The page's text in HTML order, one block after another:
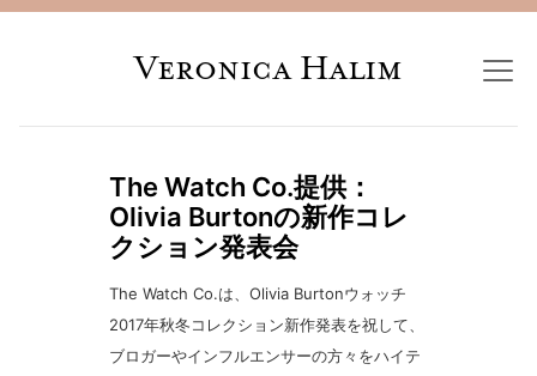
Veronica Halim
The Watch Co.提供：
Olivia Burtonの新作コレ
クション発表会
The Watch Co.は、Olivia Burtonウォッチ
2017年秋冬コレクション新作発表を祝して、
ブロガーやインフルエンサーの方々をハイテ